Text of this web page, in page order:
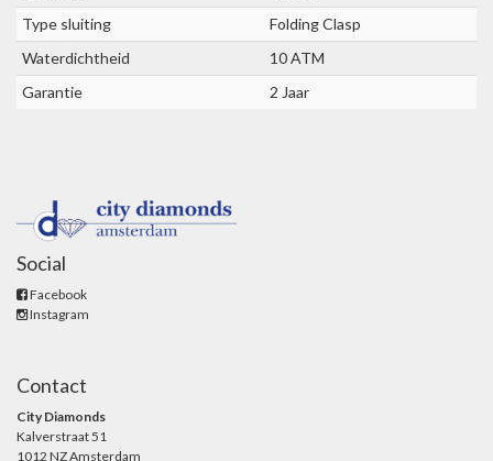
Type sluiting
Folding Clasp
Waterdichtheid
10 ATM
Garantie
2 Jaar
Social
Facebook
Instagram
Contact
City Diamonds
Kalverstraat 51
1012 NZ Amsterdam